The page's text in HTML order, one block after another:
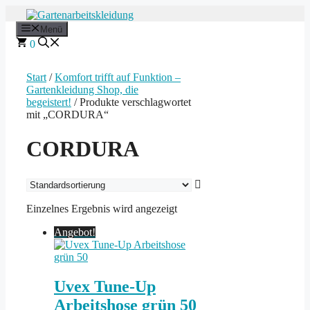
Inhalt
springen
Menü
0
Start /Komfort trifft auf Funktion –
Gartenkleidung Shop, die
begeistert! / Produkte verschlagwortet
mit „CORDURA“
CORDURA
Einzelnes Ergebnis wird angezeigt
Angebot!
Uvex Tune-Up
Arbeitshose grün 50